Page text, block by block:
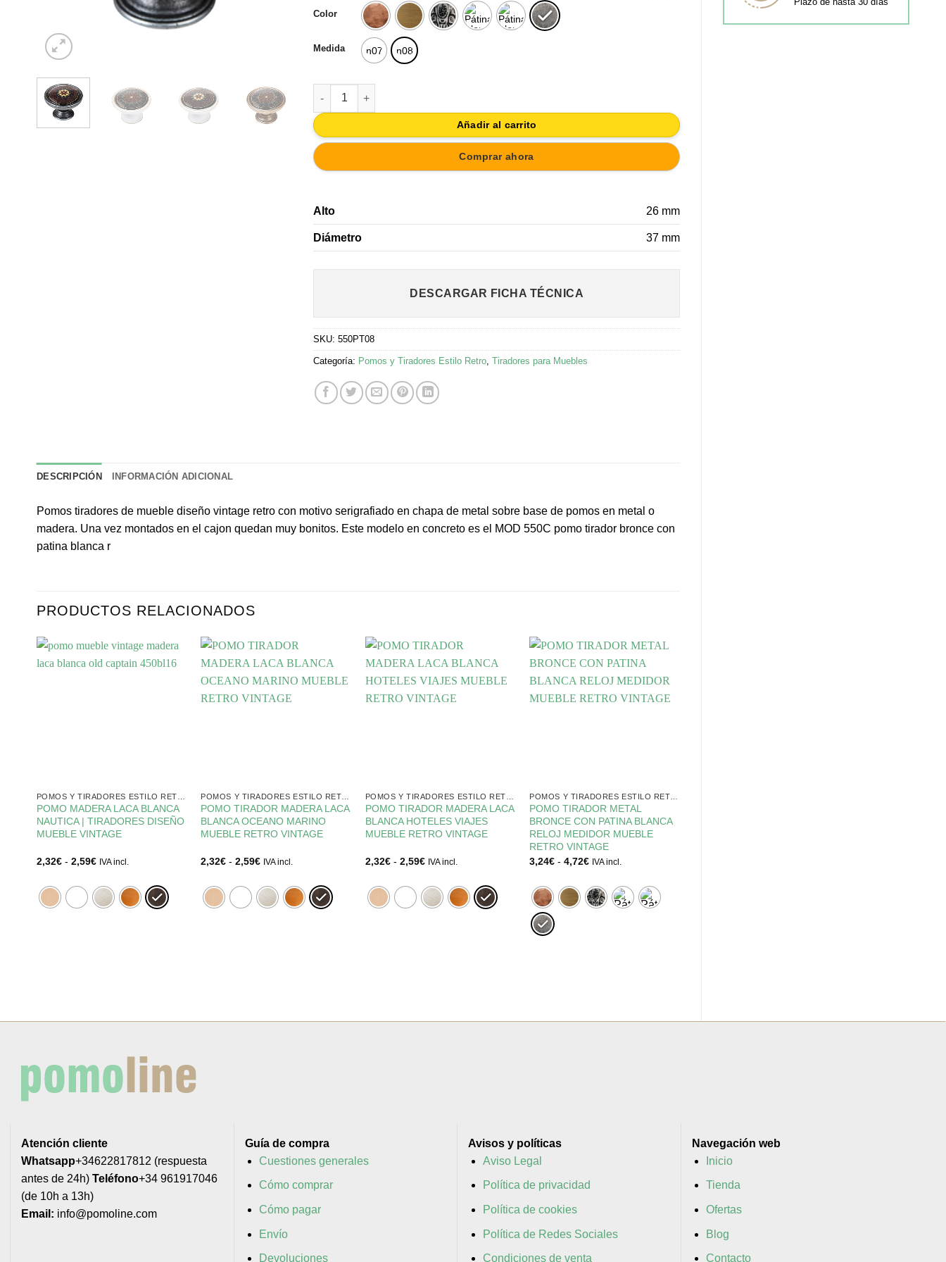
Color
Medida n07 n08
POMO TIRADOR METAL BRONCE CON PATINA BLANCA ARABESCO MUEBLE RETRO VINTAGE cantidad
Añadir al carrito
Comprar ahora
Alto 26 mm
Diámetro 37 mm
DESCARGAR FICHA TÉCNICA
SKU:550PT08
Categoría: Pomos y Tiradores Estilo Retro,Tiradores para Muebles
DESCRIPCIÓN INFORMACIÓN ADICIONAL
Pomos tiradores de mueble diseño vintage retro con motivo serigrafiado en chapa de metal sobre base de pomos en metal o
madera. Una vez montados en el cajon quedan muy bonitos. Este modelo en concreto es el MOD 550C pomo tirador bronce con
patina blanca r
PRODUCTOS RELACIONADOS
POMO MADERA LACA BLANCA
NAUTICA | TIRADORES DISEÑO
MUEBLE VINTAGE
2,32€ - 2,59€Rango
desde
2,32€
hasta
IVA incl.
POMO TIRADOR MADERA LACA
BLANCA OCEANO MARINO
MUEBLE RETRO VINTAGE
2,32€ - 2,59€Rango
desde
2,32€
hasta
IVA incl.
POMO TIRADOR MADERA LACA
BLANCA HOTELES VIAJES
MUEBLE RETRO VINTAGE
2,32€ - 2,59€Rango
desde
2,32€
hasta
IVA incl.
POMO TIRADOR METAL
BRONCE CON PATINA BLANCA
RELOJ MEDIDOR MUEBLE
RETRO VINTAGE
3,24€ - 4,72€Rango
desde
3,24€
hasta
IVA incl.
Atención cliente
Whatsapp+34622817812 (respuesta
antes de 24h) Teléfono+34 961917046
(de 10h a 13h)
Email: info@pomoline.com
Guía de compra
Cuestiones generales
Cómo comprar
Cómo pagar
Envío
Devoluciones
Avisos y políticas
Aviso Legal
Política de privacidad
Política de cookies
Política de Redes Sociales
Condiciones de venta
Navegación web
Inicio
Tienda
Ofertas
Blog
Contacto